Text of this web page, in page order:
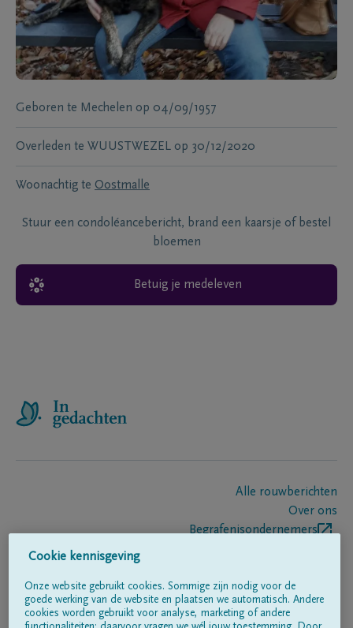
Geboren te Mechelen op 04/09/1957
Overleden te WUUSTWEZEL op 30/12/2020
Woonachtig te Oostmalle
Stuur een condoléancebericht, brand een kaarsje of bestel
bloemen
Betuig je medeleven
Alle rouwberichten
Over ons
Begrafenisondernemers
Volg ons op
Cookie kennisgeving
Onze website gebruikt cookies. Sommige zijn nodig voor de
goede werking van de website en plaatsen we automatisch. Andere
cookies worden gebruikt voor analyse, marketing of andere